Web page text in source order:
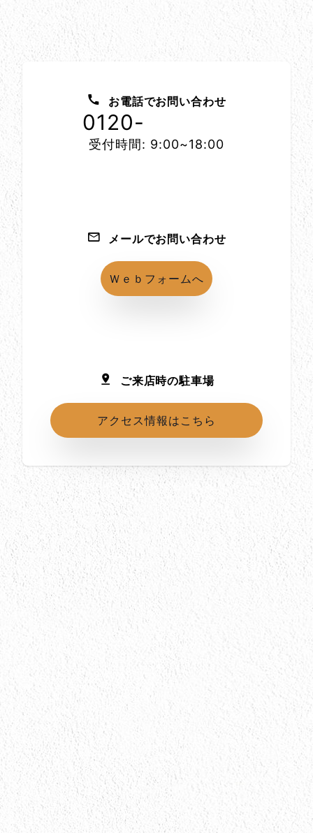
お電話でお問い合わせ
0120-
受付時間: 9:00~18:00
メールでお問い合わせ
Ｗｅｂフォームへ
ご来店時の駐車場
アクセス情報はこちら
所在地